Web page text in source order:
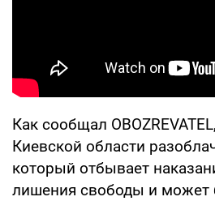
Как сообщал
Киевской области
который отбывает
лишения свободы и может